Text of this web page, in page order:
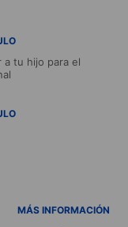
a tu hijo para el
MÁS INFORMACIÓN